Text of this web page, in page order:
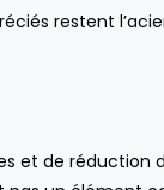
restent
et de réduction